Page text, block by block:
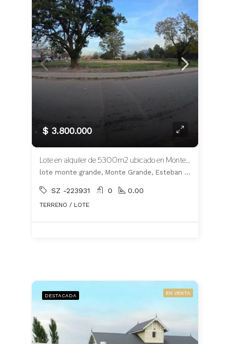
$ 3.800.000
Lote en alquiler de 5300m2 ubicado en Monte Grande
lote monte grande, Monte Grande, Esteban Echeverría
SZ -223931 0 0.00
TERRENO / LOTE
DESTACADA EN VENTA